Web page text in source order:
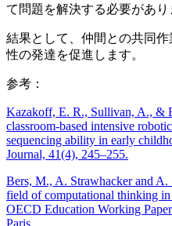
て問題を解決する必要があり
結果として、仲間との共同
性の発達を促進します。
参考：
Kazakoff, E. R., Sullivan, A., &
classroom-based intensive
sequencing ability in early
Journal, 41(4), 245–255.
Bers, M., A. Strawhacker and
field of computational thinking
OECD Education Working
Paris.